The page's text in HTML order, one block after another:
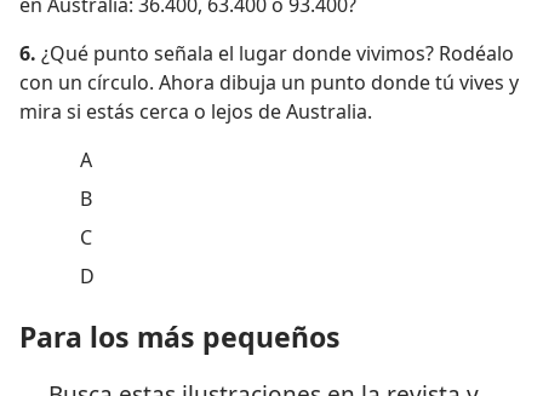
en Australia: 36.400, 63.400 o 93.400?
6. ¿Qué punto señala el lugar donde vivimos? Rodéalo
con un círculo. Ahora dibuja un punto donde tú vives y
mira si estás cerca o lejos de Australia.
A
B
C
D
Para los más pequeños